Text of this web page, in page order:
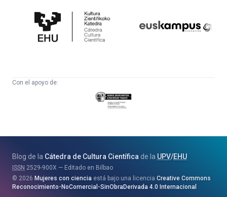
Cultura
Científica
Con el apoyo de:
Eusko
Jaurlaritza
eta
Berrikuntza
Saila
Blog de la Cátedra de Cultura Científica de la UPV/EHU
ISSN 2529-900X
Editado en Bilbao
2026 Mujeres con ciencia está bajo una licencia Creative Commons
Reconocimiento-NoComercial-SinObraDerivada 4.0 Internacional